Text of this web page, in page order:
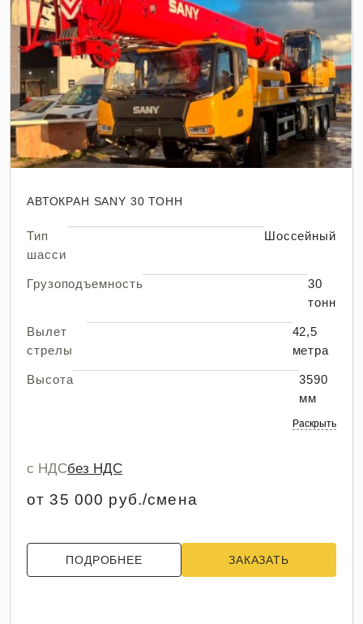
АВТОКРАН SANY 30 ТОНН
Тип
шасси
Шоссейный
Грузоподъемность
30
тонн
Вылет
стрелы
42,5
метра
Высота
3590
мм
Раскрыть
с НДСбез НДС
от 35 000 руб./смена
ПОДРОБНЕЕ ЗАКАЗАТЬ